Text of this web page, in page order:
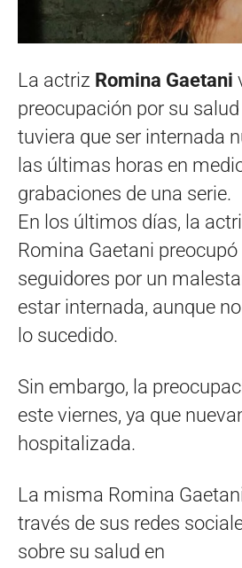
La actriz Romina Gaetani
preocupación por su
tuviera que ser internada
las últimas horas en
grabaciones de una serie.
En los últimos días, la
Romina Gaetani preocupó
seguidores por un
estar internada, aunque
lo sucedido.
Sin embargo, la
este viernes, ya que
hospitalizada.
La misma Romina
través de sus redes
sobre su salud en